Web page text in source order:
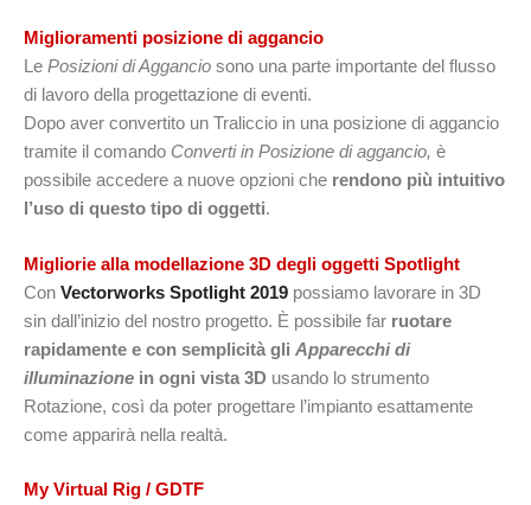
Miglioramenti posizione di aggancio
Le Posizioni di Aggancio sono una parte importante del flusso
di lavoro della progettazione di eventi.
Dopo aver convertito un Traliccio in una posizione di aggancio
tramite il comando Converti in Posizione di aggancio, è
possibile accedere a nuove opzioni che rendono più intuitivo
l’uso di questo tipo di oggetti.
Migliorie alla modellazione 3D degli oggetti Spotlight
Con Vectorworks Spotlight 2019 possiamo lavorare in 3D
sin dall’inizio del nostro progetto. È possibile far ruotare
rapidamente e con semplicità gli Apparecchi di
illuminazione in ogni vista 3D usando lo strumento
Rotazione, così da poter progettare l’impianto esattamente
come apparirà nella realtà.
My Virtual Rig / GDTF